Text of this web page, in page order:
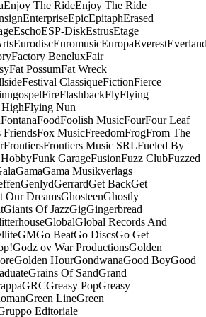
Enjoy The RideEnjoy The Ride
EnterpriseEpicEpitaphErased
EschoESP-DiskEstrusEtage
EurodiscEuromusicEuropaEverest
Factory BeneluxFair
Fat PossumFat Wreck
Festival ClassiqueFictionFierce
FireFlashbackFlyFlying
Flying Nun
FontanaFoodFoolish MusicFourFour Leaf
Fox MusicFreedomFrogFrom The
FrontiersFrontiers Music SRLFueled By
Funk GarageFusionFuzz ClubFuzzed
GamaGama Musikverlags
GenlydGerrardGet BackGet
Our DreamsGhosteenGhostly
Giants Of JazzGigGingerbread
GlobalGlobal Records And
GMGo BeatGo DiscsGo Get
Godz ov War ProductionsGolden
Golden HourGondwanaGood BoyGood
Grains Of SandGrand
GRCGreasy PopGreasy
Green LineGreen
Editoriale